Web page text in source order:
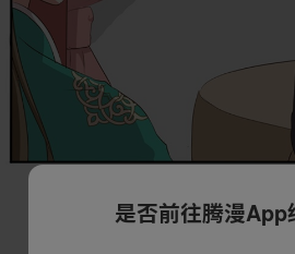
是否前往腾漫App